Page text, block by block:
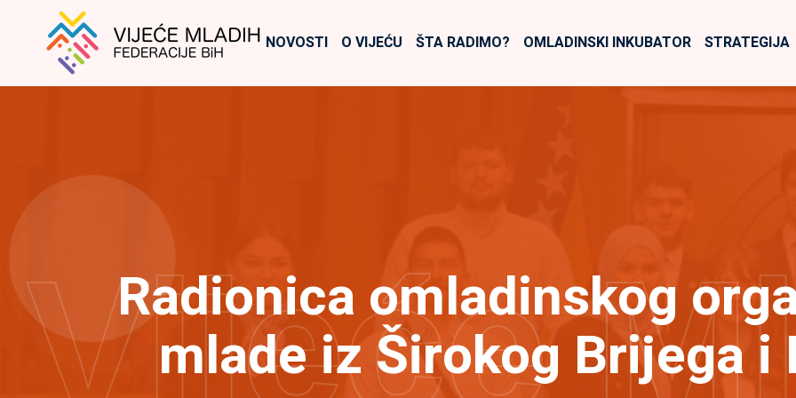
NOVOSTI O VIJEĆU ŠTA RADIMO? OMLADINSKI INKUBATOR STRATEGIJA
Radionica omladinskog
mlade iz Širokog Brijega i
Vijeće